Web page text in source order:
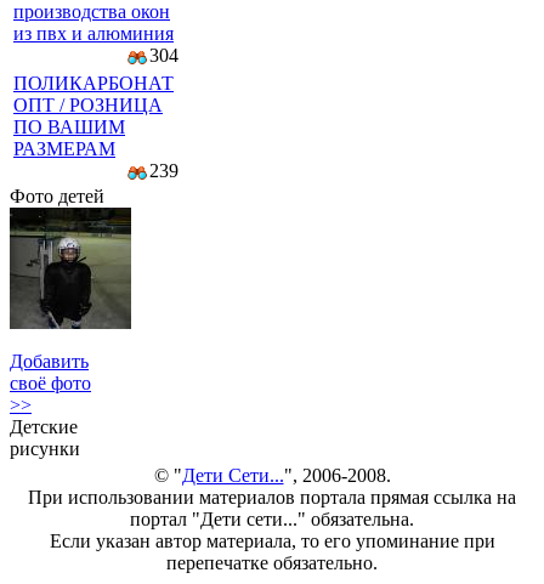
производства окон
из пвх и алюминия
304
ПОЛИКАРБОНАТ
ОПТ / РОЗНИЦА
ПО ВАШИМ
РАЗМЕРАМ
239
Фото детей
Добавить
своё фото
>>
Детские
рисунки
© "Дети Сети...", 2006-2008.
При использовании материалов портала прямая ссылка на
портал "Дети сети..." обязательна.
Если указан автор материала, то его упоминание при
перепечатке обязательно.